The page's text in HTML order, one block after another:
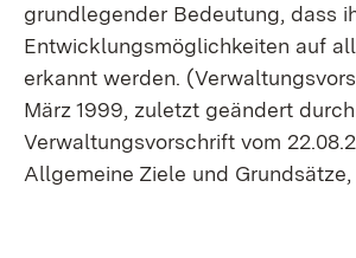
grundlegender Bedeutung, dass
Entwicklungsmöglichkeiten auf
erkannt werden.
März 1999, zuletzt geändert durch
Verwaltungsvorschrift vom
Allgemeine Ziele und Grundsätze,